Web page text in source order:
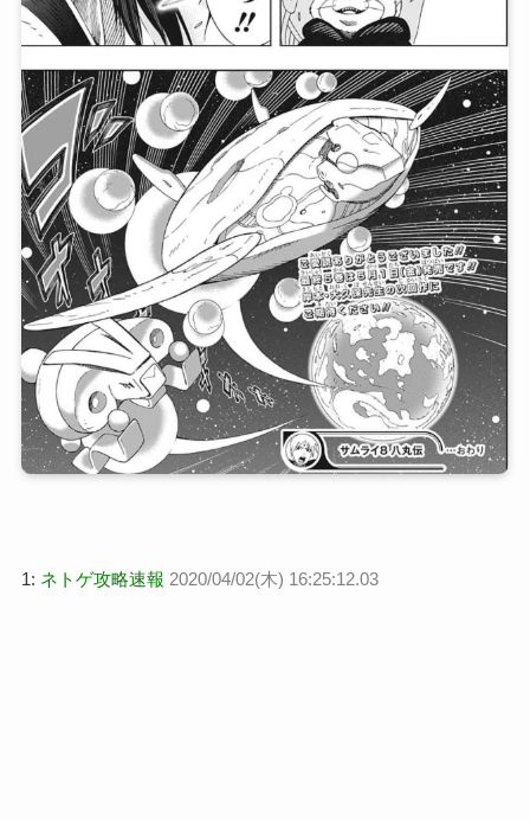
1: ネトゲ攻略速報 2020/04/02(木) 16:25:12.03